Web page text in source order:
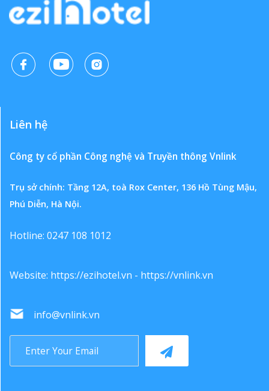
Liên hệ
Công ty cổ phần Công nghệ và Truyền thông Vnlink
Trụ sở chính: Tầng 12A, toà Rox Center, 136 Hồ Tùng Mậu,
Phú Diễn, Hà Nội.
Hotline: 0247 108 1012
Website: https://ezihotel.vn - https://vnlink.vn
info@vnlink.vn